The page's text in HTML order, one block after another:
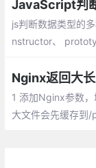
js判断数据类型的
nstructor、
Nginx返回大
1 添加Nginx参数
大文件会先缓存到